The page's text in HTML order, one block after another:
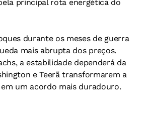
principal rota energética do
durante os meses de guerra
mais abrupta dos preços.
a estabilidade dependerá da
e Teerã transformarem a
um acordo mais duradouro.